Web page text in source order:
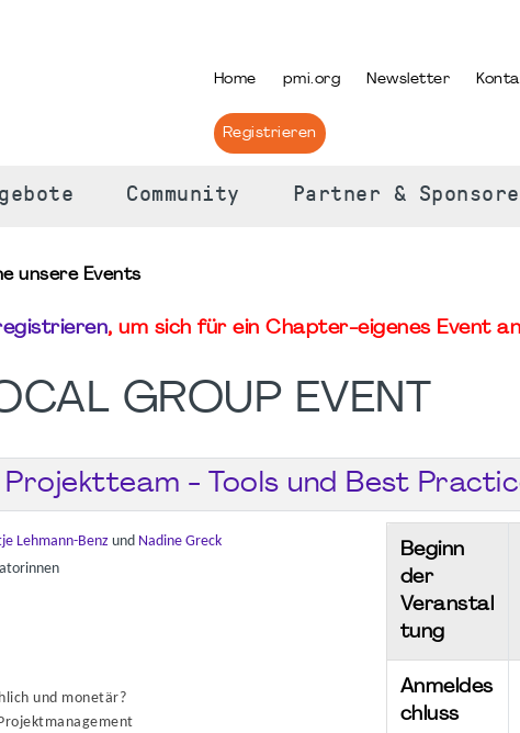
Home pmi.org Newsletter
Registrieren
Community Partner &
unsere Events
, um sich für ein Chapter-eigenes Event
GROUP EVENT
Projektteam - Tools und Best
Lehmann-Benz und Nadine Greck
und monetär?
Beginn
der
Veranstal
tung
Anmeldes
chluss